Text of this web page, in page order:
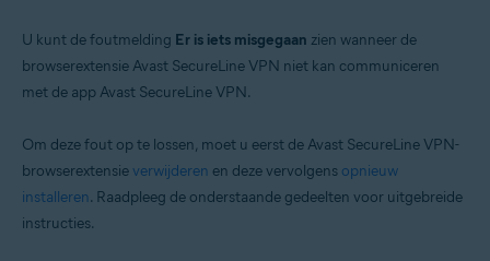
Avast SecureLine VPN
Besturingssystemen:
Windows
U kunt de foutmelding Er is iets misgegaan zien wanneer de
browserextensie Avast SecureLine VPN niet kan communiceren
met de app Avast SecureLine VPN.
Om deze fout op te lossen, moet u eerst de Avast SecureLine VPN-
browserextensieverwijderen en deze vervolgens opnieuw
installeren. Raadpleeg de onderstaande gedeelten voor uitgebreide
instructies.